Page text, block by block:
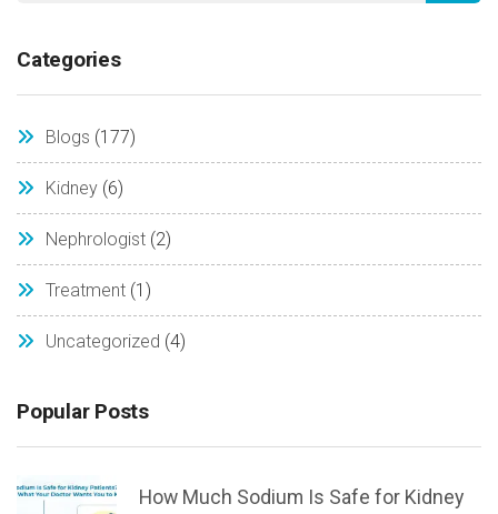
Categories
Blogs (177)
Kidney (6)
Nephrologist (2)
Treatment (1)
Uncategorized (4)
Popular Posts
How Much Sodium Is Safe for Kidney